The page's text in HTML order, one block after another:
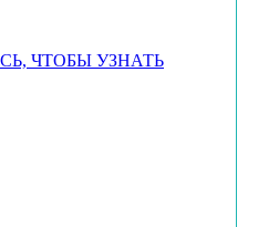
ЧТОБЫ УЗНАТЬ